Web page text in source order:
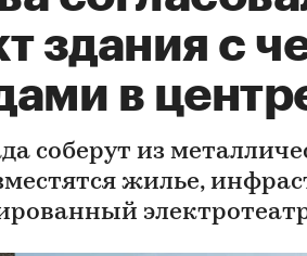
здания с
в
соберут из
жилье,